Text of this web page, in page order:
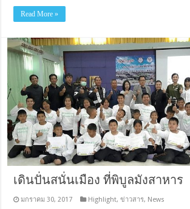
Read More »
เดินปั่นสนั่นเมือง ที่พิบูลมังสาหาร
มกราคม 30, 2017 Highlight,ข่าวสาร, News